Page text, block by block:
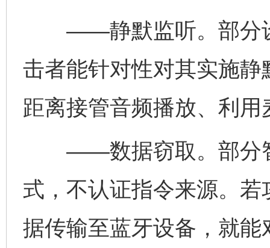
——静默监听。部分设
击者能针对性对其实施
距离接管音频播放、利
——数据窃取。部分智
式，不认证指令来源。
据传输至蓝牙设备，就